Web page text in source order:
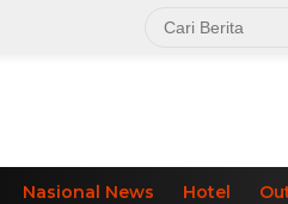
Nasional News Hotel